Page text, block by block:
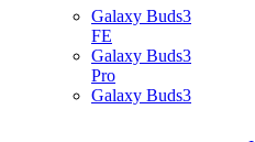
Galaxy Buds3
FE
Galaxy Buds3
Pro
Galaxy Buds3